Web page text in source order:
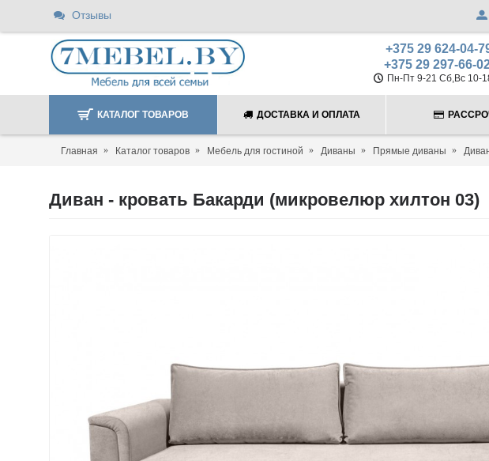
Отзывы
+375 29 624-04-
+375 29 297-66-
Пн-Пт 9-21 Сб,Вс 10-
КАТАЛОГ ТОВАРОВ ДОСТАВКА И ОПЛАТА
Главная Каталог товаров Мебель для гостиной Диваны Прямые диваны
Диван - кровать Бакарди (микровелюр хилтон 03)